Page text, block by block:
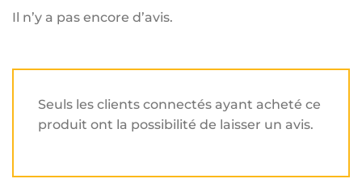
Il n’y a pas encore d’avis.
Seuls les clients connectés ayant acheté ce
produit ont la possibilité de laisser un avis.